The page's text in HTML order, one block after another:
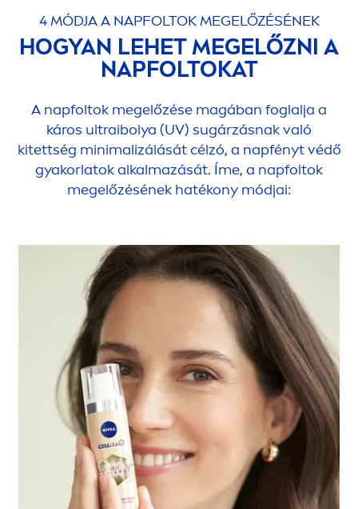
4 MÓDJA A NAPFOLTOK MEGELŐZÉSÉNEK
HOGYAN LEHET MEGELŐZNI A
NAPFOLTOKAT
A napfoltok megelőzése magában foglalja a
káros ultraibolya (UV) sugárzásnak való
kitettség minimalizálását célzó, a napfényt védő
gyakorlatok alkalmazását. Íme, a napfoltok
megelőzésének hatékony módjai: